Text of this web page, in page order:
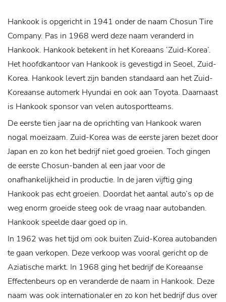
Hankook is opgericht in 1941 onder de naam Chosun Tire
Company. Pas in 1968 werd deze naam veranderd in
Hankook. Hankook betekent in het Koreaans ‘Zuid-Korea’.
Het hoofdkantoor van Hankook is gevestigd in Seoel, Zuid-
Korea. Hankook levert zijn banden standaard aan het Zuid-
Koreaanse automerk Hyundai en ook aan Toyota. Daarnaast
is Hankook sponsor van velen autosportteams.
De eerste tien jaar na de oprichting van Hankook waren
nogal moeizaam. Zuid-Korea was de eerste jaren bezet door
Japan en zo kon het bedrijf niet goed groeien. Toch gingen
de eerste Chosun-banden al een jaar voor de
onafhankelijkheid in productie. In de jaren vijftig ging
Hankook pas echt groeien. Doordat het aantal auto’s op de
weg enorm groeide steeg ook de vraag naar autobanden.
Hankook speelde daar goed op in.
In 1962 was het tijd om ook buiten Zuid-Korea autobanden
te gaan verkopen. Deze verkoop was vooral gericht op de
Aziatische markt. In 1968 ging het bedrijf de Koreaanse
Effectenbeurs op en veranderde de naam in Hankook. Deze
naam was ook internationaler en zo kon het bedrijf dus over